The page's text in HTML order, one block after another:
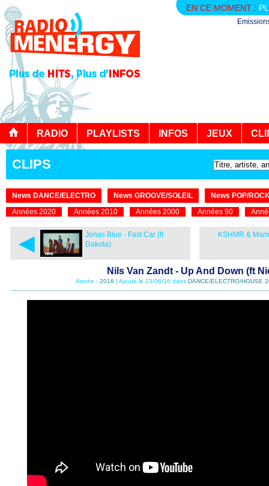
EN CE MOMENT :
RADIO PLAYLISTS INFOS JEUX
CLIPS
News DANCE/ELECTRO News GROOVE/SOLEIL
News POP/
Années 2020
Années 2010 Années 2000 Années 90
◄
Jonas Blue - Fast Car (ft
Dakota)
KSHMR &
Nils Van Zandt - Up And Down (ft
Année : 2016 | Ajouté le 23/06/16 dans DANCE/ELECTRO/HOUSE